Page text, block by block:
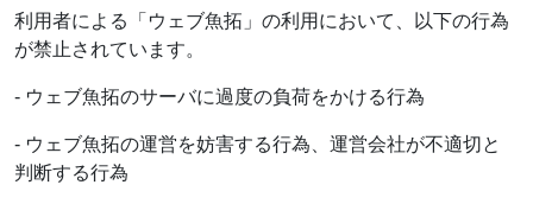
利用者による「ウェブ魚拓」の利用において、以下の行為
が禁止されています。
- ウェブ魚拓のサーバに過度の負荷をかける行為
- ウェブ魚拓の運営を妨害する行為、運営会社が不適切と
判断する行為